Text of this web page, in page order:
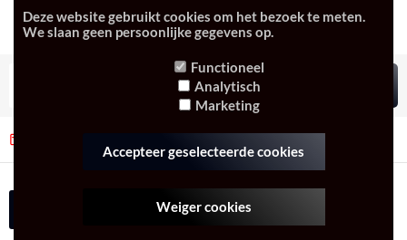
Watertanks
Deze website gebruikt cookies om het bezoek te meten.
We slaan geen persoonlijke gegevens op.
Functioneel
Analytisch
Marketing
Accepteer geselecteerde cookies
Weiger cookies